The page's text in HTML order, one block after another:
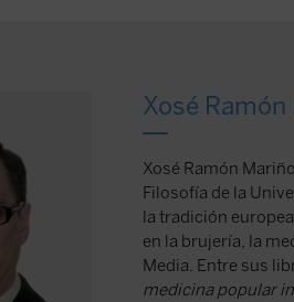
Xosé
Xosé Ramón
Filosofía de la
la tradición
en la brujería, la
Media. Entre sus
medicina popular